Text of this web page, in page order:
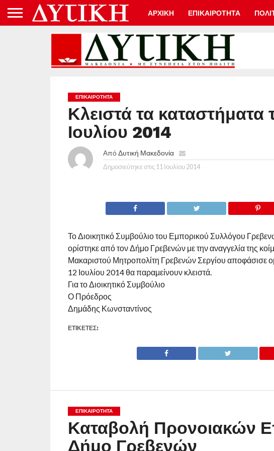
ΑΡΧΙΚΗ ΕΠΙΚΑΙΡΟΤΗΤΑ
ΕΠΙΚΑΙΡΟΤΗΤΑ
Κλειστά τα καταστήματα
Ιουλίου 2014
ΑπόΔυτική Μακεδονία
Δημοσιεύτηκε στις 11 Ιουλίου 2014
Το Διοικητικό Συμβούλιο του Εμπορικού Συλλόγου
ορίστηκε από τον Δήμο Γρεβενών με την αναγγελία της
Μακαριστού Μητροπολίτη Γρεβενών Σεργίου αποφάσισε
12 Ιουλίου 2014 θα παραμείνουν κλειστά.
Για το Διοικητικό Συμβούλιο
Ο Πρόεδρος
Δημάδης Κωνσταντίνος
ΕΤΙΚΕΤΕΣ:
ΕΠΙΚΑΙΡΟΤΗΤΑ
Καταβολή Προνοιακών
Δήμο Γρεβενών